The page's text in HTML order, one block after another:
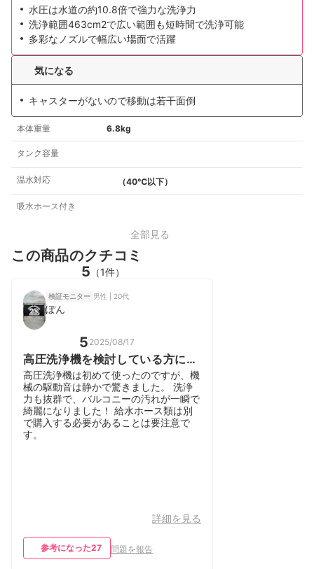
水圧は水道の約10.8倍で強力な洗浄力
洗浄範囲463cm2で広い範囲も短時間で洗浄可能
多彩なノズルで幅広い場面で活躍
気になる
キャスターがないので移動は若干面倒
本体重量 6.8kg
タンク容量
温水対応 （40℃以下）
吸水ホース付き
全部見る
この商品のクチコミ
5 （1件）
検証モニター 男性 | 20代
ぽん
5 2025/08/17
高圧洗浄機を検討している方にお
すすめ
高圧洗浄機は初めて使ったのですが、機
械の駆動音は静かで驚きました。 洗浄
力も抜群で、バルコニーの汚れが一瞬で
綺麗になりました！ 給水ホース類は別
で購入する必要があることは要注意で
す。
詳細を見る
参考になった27 問題を報告